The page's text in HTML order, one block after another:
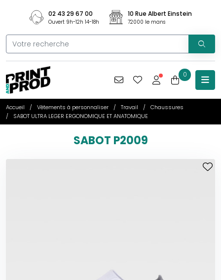
02 43 29 67 00
Ouvert 9h-12h 14-18h
10 Rue Albert Einstein
72000 le mans
0
Accueil Vêtements à personnaliser Travail
Chaussures
SABOT ULTRA LEGER ERGONOMIQUE ET ANATOMIQUE
SABOT P2009